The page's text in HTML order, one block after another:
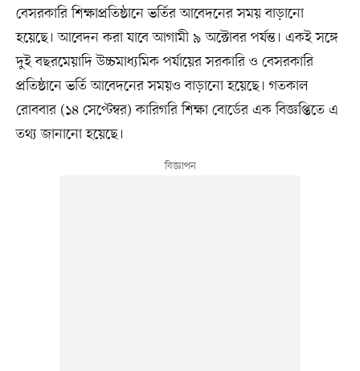
বেসরকারি শিক্ষাপ্রতিষ্ঠানে ভর্তির আবেদনের সময় বাড়ানো
হয়েছে। আবেদন করা যাবে আগামী ৯ অক্টোবর পর্যন্ত। একই সঙ্গে
দুই বছরমেয়াদি উচ্চমাধ্যমিক পর্যায়ের সরকারি ও বেসরকারি
প্রতিষ্ঠানে ভর্তি আবেদনের সময়ও বাড়ানো হয়েছে। গতকাল
রোববার (১৪ সেপ্টেম্বর) কারিগরি শিক্ষা বোর্ডের এক বিজ্ঞপ্তিতে এ
তথ্য জানানো হয়েছে।